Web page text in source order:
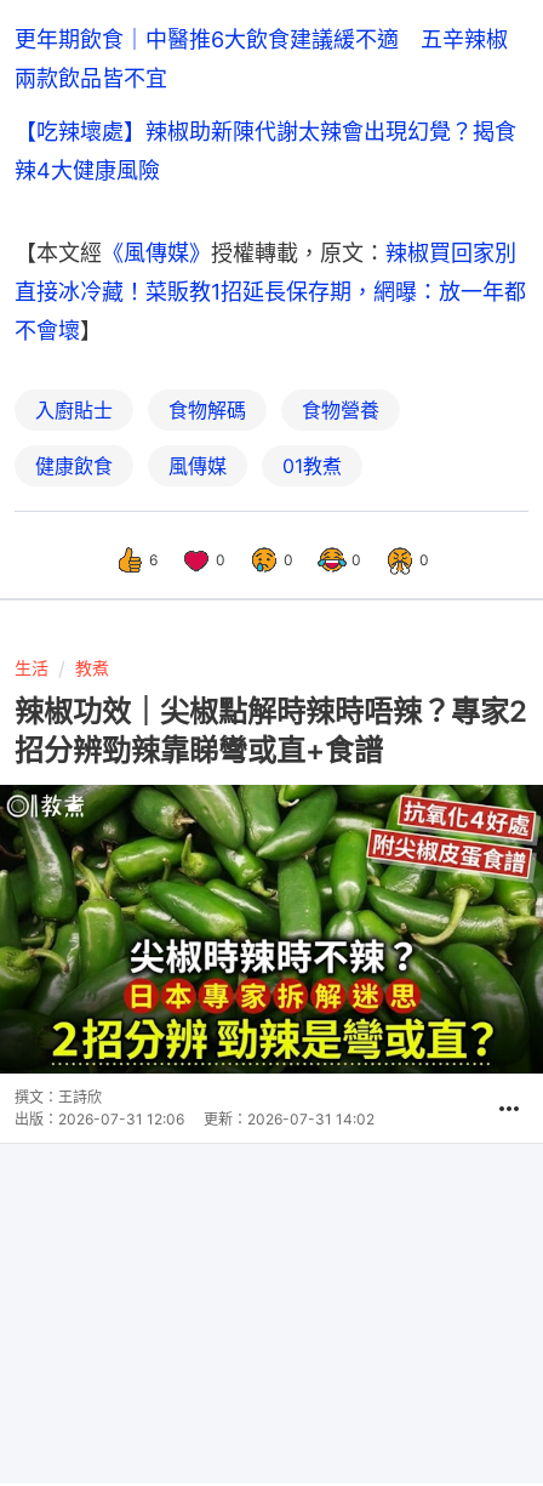
更年期飲食｜中醫推6大飲食建議緩不適 五辛辣椒
兩款飲品皆不宜
【吃辣壞處】辣椒助新陳代謝太辣會出現幻覺？揭食
辣4大健康風險
【本文經 《風傳媒》 授權轉載，原文： 辣椒買回家別
直接冰冷藏！菜販教1招延長保存期，網曝：放一年都
不會壞】
入廚貼士 食物解碼 食物營養
健康飲食 風傳媒 01教煮
6 0 0 0 0
生活 教煮
辣椒功效｜尖椒點解時辣時唔辣？專家2
招分辨勁辣靠睇彎或直+食譜
撰文： 王詩欣
出版： 2026-07-31 12:06 更新： 2026-07-31 14:02